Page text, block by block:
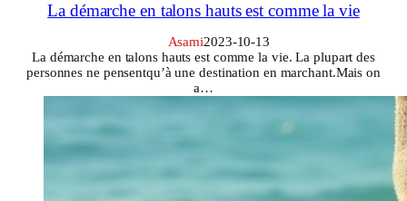
La démarche en talons hauts est comme la vie
Asami2023-10-13
La démarche en talons hauts est comme la vie. La plupart des
personnes ne pensentqu’à une destination en marchant.Mais on
a…